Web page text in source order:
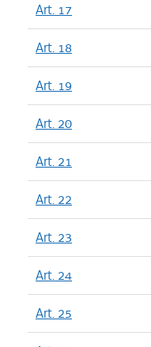
Art. 17
Art. 18
Art. 19
Art. 20
Art. 21
Art. 22
Art. 23
Art. 24
Art. 25